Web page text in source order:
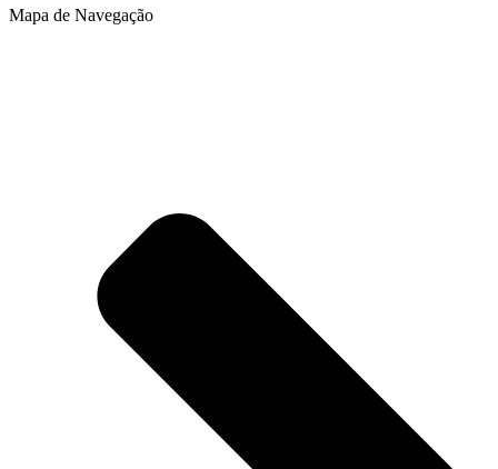
Mapa de Navegação